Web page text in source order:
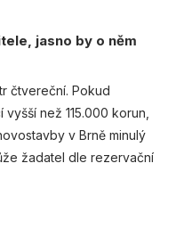
jasno by o něm
čtvereční. Pokud
než 115.000 korun,
v Brně minulý
žadatel dle rezervační